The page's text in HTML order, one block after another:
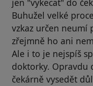
jen "vykecat" do
Buhužel velké
vzkaz určen neumí
zřejmně ho ani
Ale i to je nejspíš
doktorky. Opravdu
čekárně vysedět